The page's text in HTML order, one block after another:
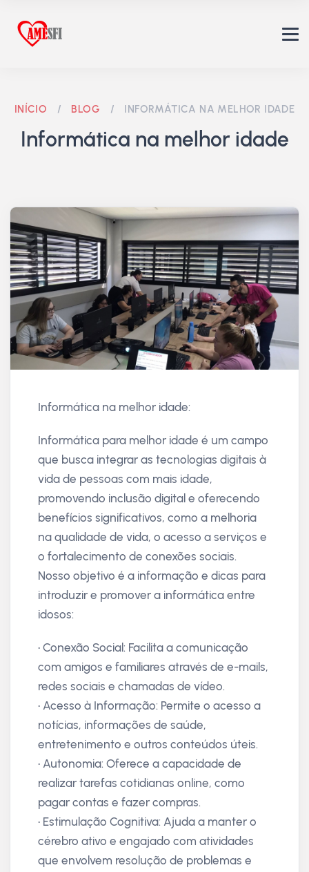
INÍCIO / BLOG / INFORMÁTICA NA MELHOR IDADE
Informática na melhor idade
Informática na melhor idade:
Informática para melhor idade é um campo
que busca integrar as tecnologias digitais à
vida de pessoas com mais idade,
promovendo inclusão digital e oferecendo
benefícios significativos, como a melhoria
na qualidade de vida, o acesso a serviços e
o fortalecimento de conexões sociais.
Nosso objetivo é a informação e dicas para
introduzir e promover a informática entre
idosos:
• Conexão Social: Facilita a comunicação
com amigos e familiares através de e-mails,
redes sociais e chamadas de vídeo.
• Acesso à Informação: Permite o acesso a
notícias, informações de saúde,
entretenimento e outros conteúdos úteis.
• Autonomia: Oferece a capacidade de
realizar tarefas cotidianas online, como
pagar contas e fazer compras.
• Estimulação Cognitiva: Ajuda a manter o
cérebro ativo e engajado com atividades
que envolvem resolução de problemas e